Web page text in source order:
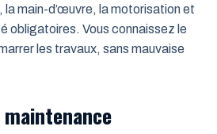
la main-d’œuvre, la motorisation et
obligatoires. Vous connaissez le
les travaux, sans mauvaise